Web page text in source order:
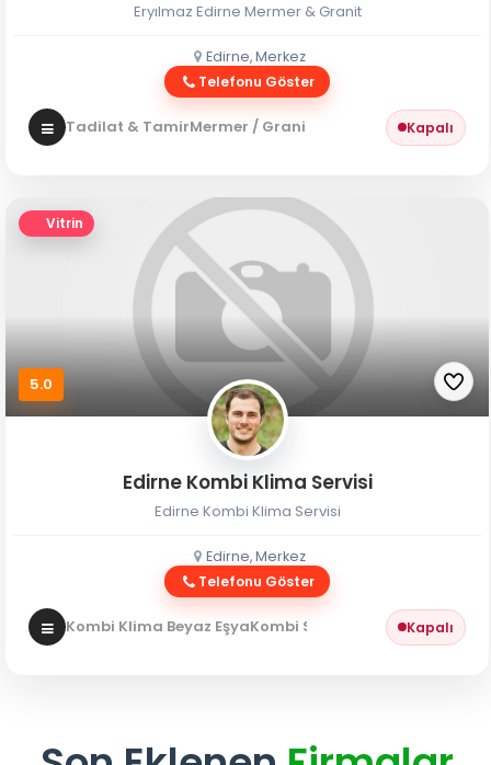
Eryılmaz Edirne Mermer & Granit
Edirne, Merkez
Telefonu Göster
Tadilat & TamirMermer / Granit Kapalı
Vitrin
5.0
Edirne Kombi Klima Servisi
Edirne Kombi Klima Servisi
Edirne, Merkez
Telefonu Göster
Kombi Klima Beyaz EşyaKombi Servisi Kapalı